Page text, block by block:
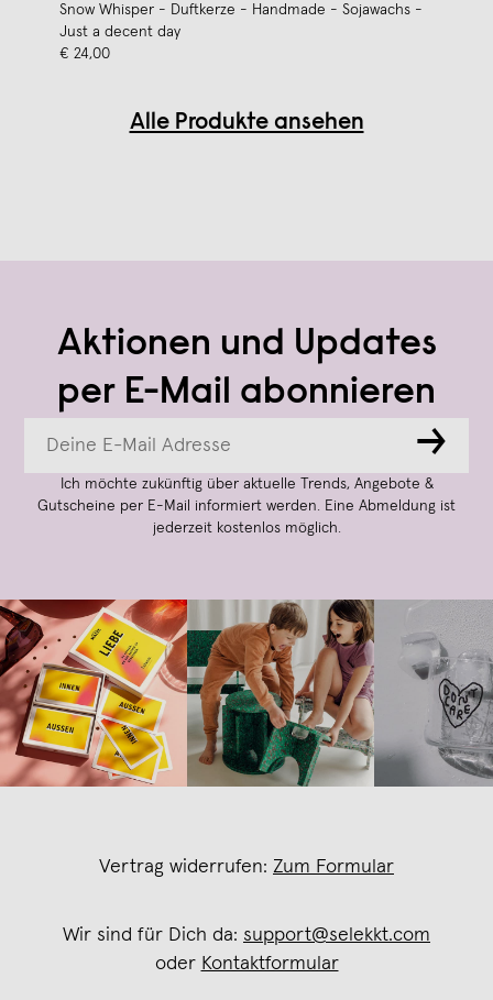
Snow Whisper - Duftkerze - Handmade - Sojawachs -
Just a decent day
€ 24,00
Alle Produkte ansehen
Aktionen und Updates
per E-Mail abonnieren
→
Ich möchte zukünftig über aktuelle Trends, Angebote &
Gutscheine per E-Mail informiert werden. Eine Abmeldung ist
jederzeit kostenlos möglich.
Vertrag widerrufen: Zum Formular
Wir sind für Dich da: support@selekkt.com
oder Kontaktformular